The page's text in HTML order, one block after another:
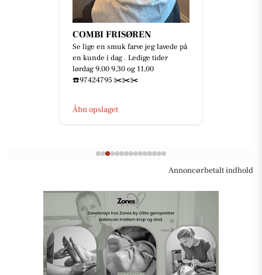
COMBI FRISØREN
Se lige en smuk farve jeg lavede på
en kunde i dag . Ledige tider
lørdag 9,00 9,30 og 11,00
☎️97424795 ✂️✂️✂️
Åbn opslaget
Annoncørbetalt indhold